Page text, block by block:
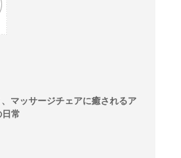
マッサージチェアに癒されるア
常